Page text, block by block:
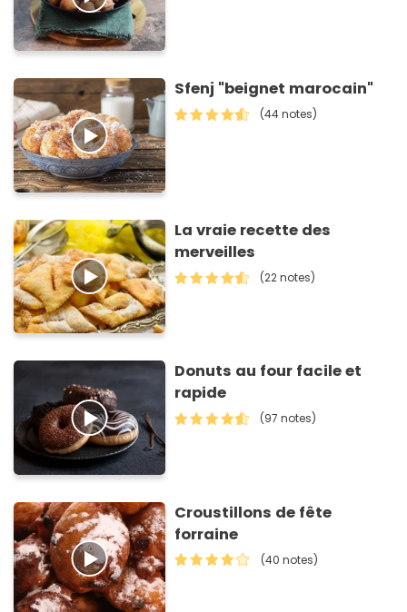
Sfenj "beignet marocain"
(44 notes)
La vraie recette des
merveilles
(22 notes)
Donuts au four facile et
rapide
(97 notes)
Croustillons de fête
forraine
(40 notes)